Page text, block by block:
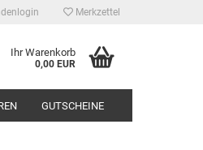
Merkzettel
Ihr Warenkorb
0,00 EUR
GUTSCHEINE